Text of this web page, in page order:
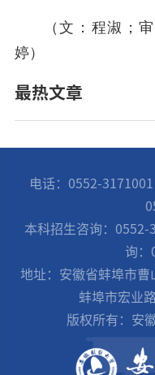
（文：程淑；
婷）
最热文章
电话：0552-3171001
本科招生咨询：0552-
询：
地址：安徽省蚌埠市曹
蚌埠市宏业
版权所有：安